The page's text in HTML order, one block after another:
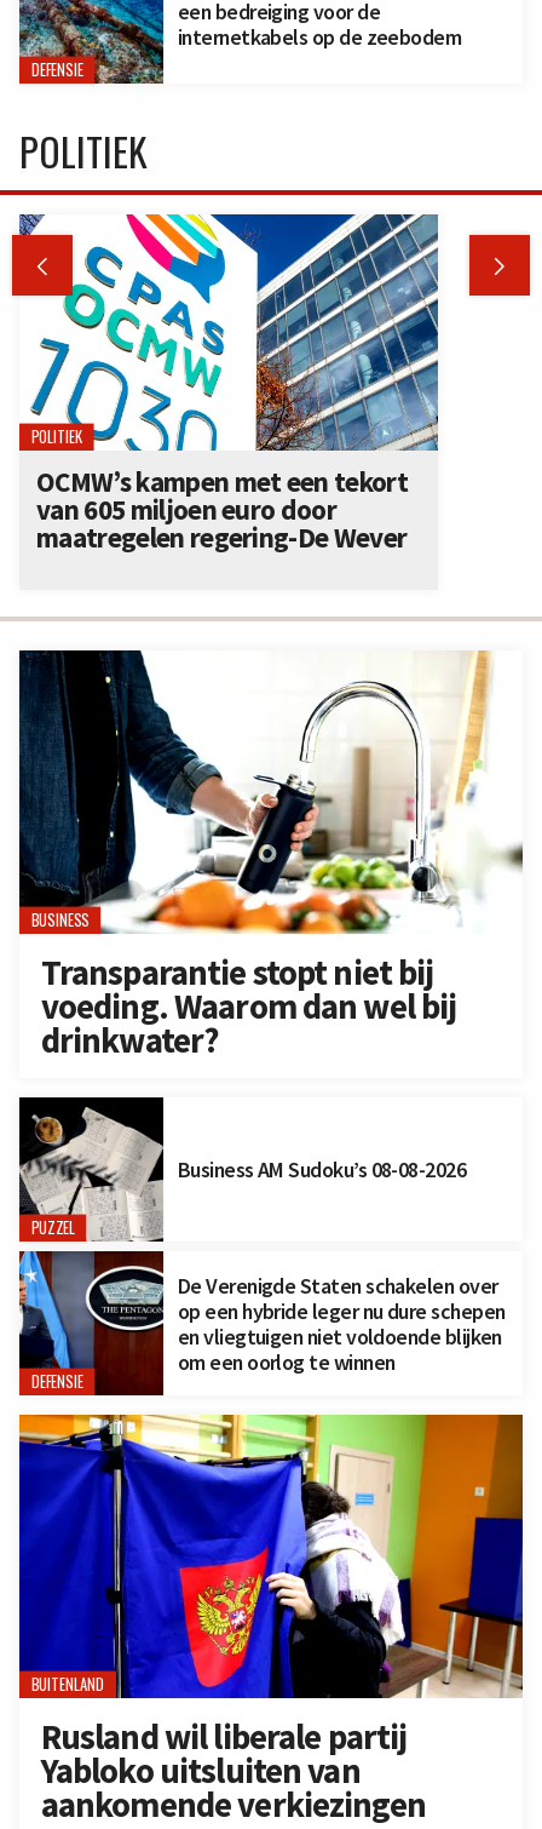
DEFENSIE
een bedreiging voor de
internetkabels op de zeebodem
BUSINESS
Transparantie stopt niet bij
voeding. Waarom dan wel bij
drinkwater?
PUZZEL
Business AM Sudoku’s 08-08-2026
DEFENSIE
De Verenigde Staten schakelen over
op een hybride leger nu dure schepen
en vliegtuigen niet voldoende blijken
om een oorlog te winnen
BUITENLAND
Rusland wil liberale partij
Yabloko uitsluiten van
aankomende verkiezingen
POLITIEK
 
POLITIEK
OCMW’s kampen met een tekort
van 605 miljoen euro door
maatregelen regering-De Wever